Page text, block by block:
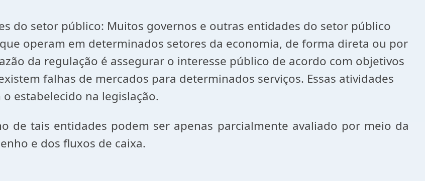
público: Muitos governos e outras entidades do setor público
operam em determinados setores da economia, de forma direta ou por
da regulação é assegurar o interesse público de acordo com objetivos
falhas de mercados para determinados serviços. Essas atividades
estabelecido na legislação.
entidades podem ser apenas parcialmente avaliado por meio da
e dos fluxos de caixa.